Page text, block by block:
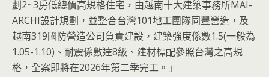
劃2~3房低總價高規格住宅，由越南十大建築事務所MAI-
ARCHI設計規劃，並整合台灣101地工團隊同豐營造，及
越南319國防營造公司負責建設，建築強度係數1.5(一般為
1.05-1.10)、耐震係數達8級、建材標配參照台灣之高規
格，全案即將在2026年第二季完工。」